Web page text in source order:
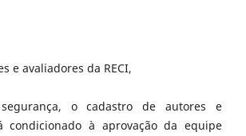
e avaliadores da RECI,
o cadastro de autores e
condicionado à aprovação da equipe